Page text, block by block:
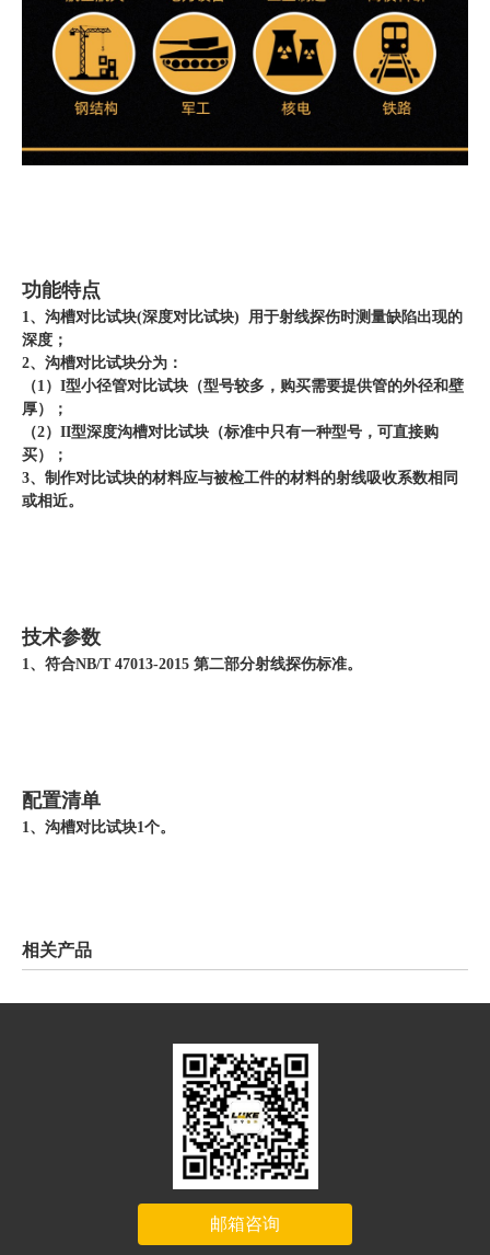
功能特点
1、沟槽对比试块(深度对比试块) 用于射线探伤时测量缺陷出现的
深度；
2、沟槽对比试块分为：
（1）I型小径管对比试块（型号较多，购买需要提供管的外径和壁
厚）；
（2）II型深度沟槽对比试块（标准中只有一种型号，可直接购
买）；
3、制作对比试块的材料应与被检工件的材料的射线吸收系数相同
或相近。
技术参数
1、符合NB/T 47013-2015 第二部分射线探伤标准。
配置清单
1、沟槽对比试块1个。
相关产品
邮箱咨询